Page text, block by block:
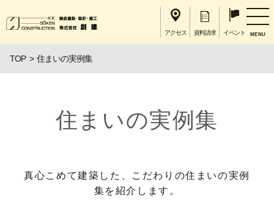
アクセス 資料請求 イベント MENU
TOP 住まいの実例集
住まいの実例集
真心こめて建築した、こだわりの住まいの実例
集を紹介します。